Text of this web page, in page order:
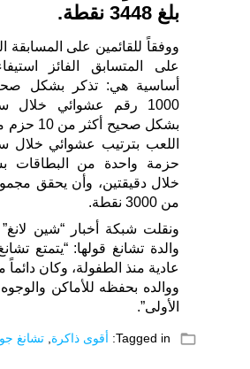
بلغ 3448 نقطة.
ووفقاً للقائمين على المسابقة
أساسية هي: تذكر بشكل
1000 رقم عشوائي خلال
بشكل صحيح
اللعب بترتيب عشوائي خلال
حزمة واحدة من البطاقات
خلال دقيقتين، وأن يحقق
من 3000 نقطة.
ونقلت شبكة أخبار “شين
والدة تشانغ قولها: “يتمتع
عادية منذ الطفولة، وكان دائماً
ووالده بحفظه للأماكن
الأولى”.
folder_open
Tagged in: أقوى ذاكرة تشانغ